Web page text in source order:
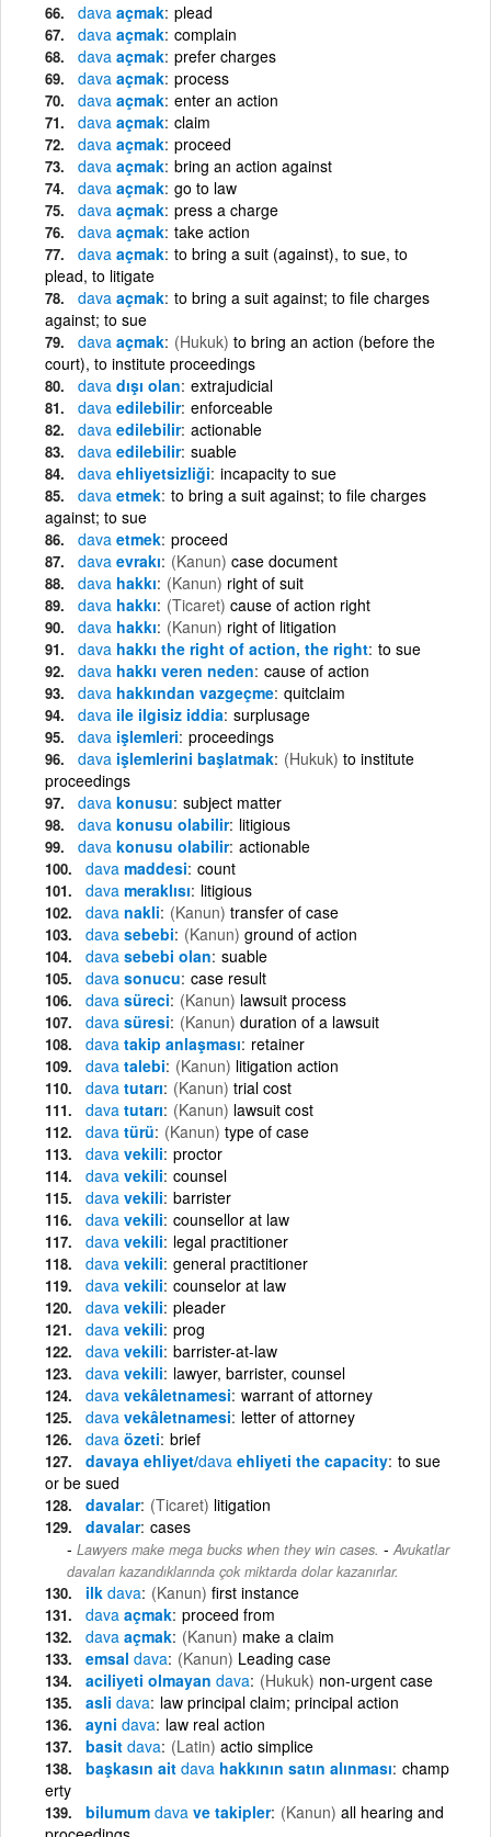
dava açmak plead
dava açmak complain
dava açmak prefer charges
dava açmak process
dava açmak enter an action
dava açmak claim
dava açmak proceed
dava açmak bring an action against
dava açmak go to law
dava açmak press a charge
dava açmak take action
dava açmak to bring a suit (against), to sue, to
plead, to litigate
dava açmak to bring a suit against; to file charges
against; to sue
dava açmak (Hukuk) to bring an action (before the
court), to institute proceedings
dava dışı olan extrajudicial
dava edilebilir enforceable
dava edilebilir actionable
dava edilebilir suable
dava ehliyetsizliği incapacity to sue
dava etmek to bring a suit against; to file charges
against; to sue
dava etmek proceed
dava evrakı (Kanun) case document
dava hakkı (Kanun) right of suit
dava hakkı (Ticaret) cause of action right
dava hakkı (Kanun) right of litigation
dava hakkı the right of action, the right to sue
dava hakkı veren neden cause of action
dava hakkından vazgeçme quitclaim
dava ile ilgisiz iddia surplusage
dava işlemleri proceedings
dava işlemlerini başlatmak (Hukuk) to institute
proceedings
dava konusu subject matter
dava konusu olabilir litigious
dava konusu olabilir actionable
dava maddesi count
dava meraklısı litigious
dava nakli (Kanun) transfer of case
dava sebebi (Kanun) ground of action
dava sebebi olan suable
dava sonucu case result
dava süreci (Kanun) lawsuit process
dava süresi (Kanun) duration of a lawsuit
dava takip anlaşması retainer
dava talebi (Kanun) litigation action
dava tutarı (Kanun) trial cost
dava tutarı (Kanun) lawsuit cost
dava türü (Kanun) type of case
dava vekili proctor
dava vekili counsel
dava vekili barrister
dava vekili counsellor at law
dava vekili legal practitioner
dava vekili general practitioner
dava vekili counselor at law
dava vekili pleader
dava vekili prog
dava vekili barrister-at-law
dava vekili lawyer, barrister, counsel
dava vekâletnamesi warrant of attorney
dava vekâletnamesi letter of attorney
dava özeti brief
davaya ehliyet/dava ehliyeti the capacity to sue
or be sued
davalar (Ticaret) litigation
davalar cases
Lawyers make mega bucks when they win cases. - Avukatlar
davaları kazandıklarında çok miktarda dolar kazanırlar.
ilk dava (Kanun) first instance
dava açmak proceed from
dava açmak (Kanun) make a claim
emsal dava (Kanun) Leading case
aciliyeti olmayan dava (Hukuk) non-urgent case
asli dava law principal claim; principal action
ayni dava law real action
basit dava (Latin) actio simplice
başkasın ait dava hakkının satın alınması champ
erty
bilumum dava ve takipler (Kanun) all hearing and